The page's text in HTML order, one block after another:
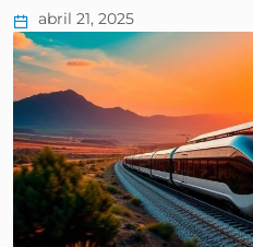
abril 21, 2025